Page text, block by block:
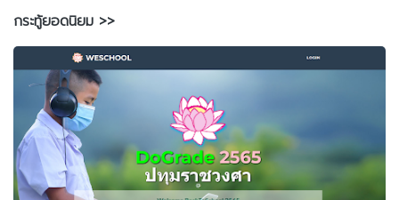
กระทู้ยอดนิยม >>